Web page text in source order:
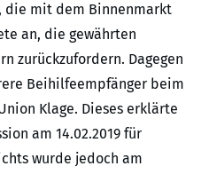
die mit dem Binnenmarkt
an, die gewährten
zurückzufordern. Dagegen
Beihilfeempfänger beim
Klage. Dieses erklärte
am 14.02.2019 für
wurde jedoch am